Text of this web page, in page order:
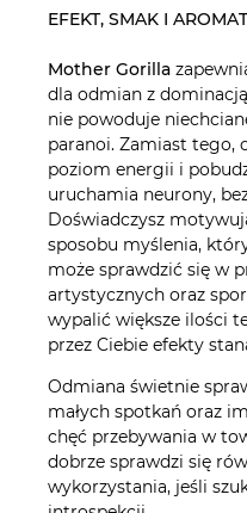
EFEKT, SMAK I
Mother Gorilla
dla odmian z
nie powoduje
paranoi. Zamiast tego,
poziom energii i
uruchamia neurony,
Doświadczysz
sposobu myślenia,
może sprawdzić się w
artystycznych oraz
wypalić większe ilości
przez Ciebie efekty
Odmiana świetnie
małych spotkań oraz
chęć przebywania w
dobrze sprawdzi się
wykorzystania, jeśli